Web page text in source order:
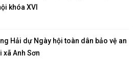
khóa XVI
Hải dự Ngày hội toàn dân bảo vệ an
xã Anh Sơn